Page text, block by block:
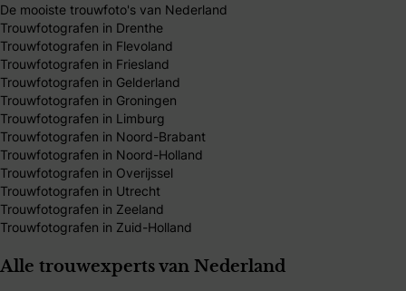
De mooiste trouwfoto's van Nederland
Trouwfotografen in Drenthe
Trouwfotografen in Flevoland
Trouwfotografen in Friesland
Trouwfotografen in Gelderland
Trouwfotografen in Groningen
Trouwfotografen in Limburg
Trouwfotografen in Noord-Brabant
Trouwfotografen in Noord-Holland
Trouwfotografen in Overijssel
Trouwfotografen in Utrecht
Trouwfotografen in Zeeland
Trouwfotografen in Zuid-Holland
Alle trouwexperts van Nederland